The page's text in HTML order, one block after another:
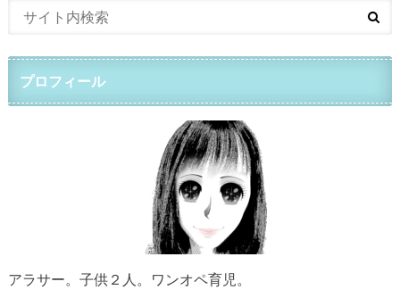
プロフィール
アラサー。子供２人。ワンオペ育児。